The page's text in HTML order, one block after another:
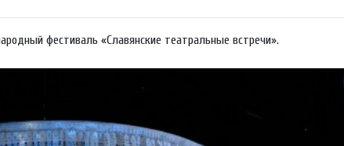
фестиваль «Славянские театральные встречи».